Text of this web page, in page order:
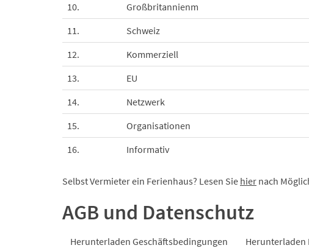
10.
Großbritannienm
11.
Schweiz
12.
Kommerziell
13.
EU
14.
Netzwerk
15.
Organisationen
16.
Informativ
Selbst Vermieter ein Ferienhaus? Lesen Sie hier nach
AGB und Datenschutz
Herunterladen Geschäftsbedingungen Herunterladen